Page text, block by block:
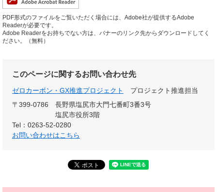
PDF形式のファイルをご覧いただく場合には、Adobe社が提供するAdobe
Readerが必要です。
Adobe Readerをお持ちでない方は、バナーのリンク先からダウンロードしてく
ださい。（無料）
このページに関するお問い合わせ先
ゼロカーボン・GX推進プロジェクト
プロジェクト推進担当
〒399-0786
長野県塩尻市大門七番町3番3号
塩尻市役所3階
Tel：0263-52-0280
お問い合わせはこちら